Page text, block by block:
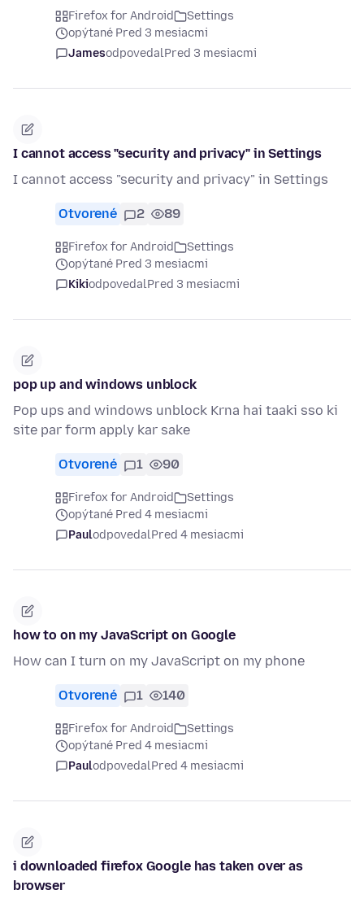
Firefox for Android
Settings
opýtané Pred 3 mesiacmi
JamesodpovedalPred 3 mesiacmi
I cannot access "security and privacy" in Settings
I cannot access "security and privacy" in Settings
Otvorené 2 89
Firefox for Android
Settings
opýtané Pred 3 mesiacmi
KikiodpovedalPred 3 mesiacmi
pop up and windows unblock
Pop ups and windows unblock Krna hai taaki sso ki
site par form apply kar sake
Otvorené 1 90
Firefox for Android
Settings
opýtané Pred 4 mesiacmi
PaulodpovedalPred 4 mesiacmi
how to on my JavaScript on Google
How can I turn on my JavaScript on my phone
Otvorené 1 140
Firefox for Android
Settings
opýtané Pred 4 mesiacmi
PaulodpovedalPred 4 mesiacmi
i downloaded firefox Google has taken over as
browser